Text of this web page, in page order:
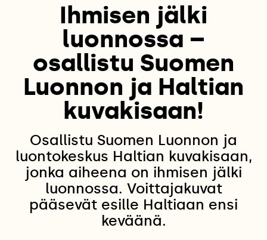
Ihmisen jälki
luonnossa –
osallistu Suomen
Luonnon ja Haltian
kuvakisaan!
Osallistu Suomen Luonnon ja
luontokeskus Haltian kuvakisaan,
jonka aiheena on ihmisen jälki
luonnossa. Voittajakuvat
pääsevät esille Haltiaan ensi
keväänä.